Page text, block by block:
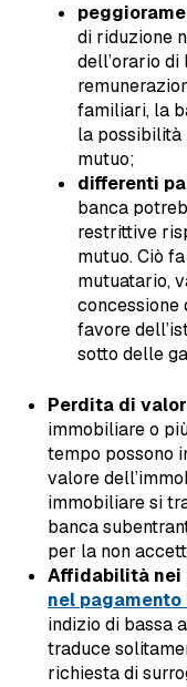
di riduzione
dell’orario
familiari, la
la
mutuo;
differenti
banca
restrittive
mutuo. Ciò
mutuatario,
concessione
favore
sotto delle
Perdita di
immobiliare o
tempo possono
valore
immobiliare si
banca
per la non
Affidabilità nei
nel
indizio di bassa
traduce
richiesta di